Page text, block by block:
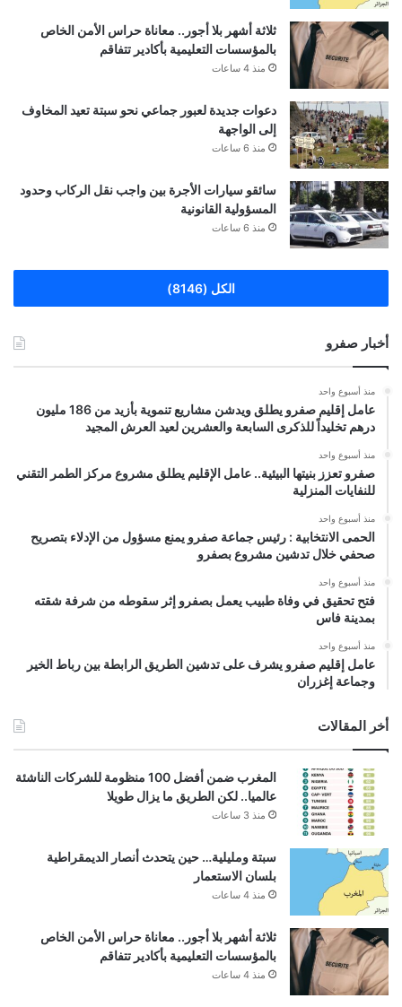
ثلاثة أشهر بلا أجور.. معاناة حراس الأمن الخاص
بالمؤسسات التعليمية بأكادير تتفاقم
منذ 4 ساعات
دعوات جديدة لعبور جماعي نحو سبتة تعيد المخاوف
إلى الواجهة
منذ 6 ساعات
سائقو سيارات الأجرة بين واجب نقل الركاب وحدود
المسؤولية القانونية
منذ 6 ساعات
الكل (8146)
أخبار صفرو
منذ أسبوع واحد
عامل إقليم صفرو يطلق ويدشن مشاريع تنموية بأزيد من 186 مليون
درهم تخليداً للذكرى السابعة والعشرين لعيد العرش المجيد
منذ أسبوع واحد
صفرو تعزز بنيتها البيئية.. عامل الإقليم يطلق مشروع مركز الطمر التقني
للنفايات المنزلية
منذ أسبوع واحد
الحمى الانتخابية : رئيس جماعة صفرو يمنع مسؤول من الإدلاء بتصريح
صحفي خلال تدشين مشروع بصفرو
منذ أسبوع واحد
فتح تحقيق في وفاة طبيب يعمل بصفرو إثر سقوطه من شرفة شقته
بمدينة فاس
منذ أسبوع واحد
عامل إقليم صفرو يشرف على تدشين الطريق الرابطة بين رباط الخير
وجماعة إغزران
أخر المقالات
المغرب ضمن أفضل 100 منظومة للشركات الناشئة
عالميا.. لكن الطريق ما يزال طويلا
منذ 3 ساعات
سبتة ومليلية… حين يتحدث أنصار الديمقراطية
بلسان الاستعمار
منذ 4 ساعات
ثلاثة أشهر بلا أجور.. معاناة حراس الأمن الخاص
بالمؤسسات التعليمية بأكادير تتفاقم
منذ 4 ساعات